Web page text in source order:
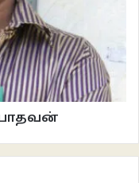
கொண்டிருக்கும்
அது தொடர்ந்து
அது யாராக இருக்கும்
அழைத்தது அம்மா
படுத்துக் கொண்டாள்.